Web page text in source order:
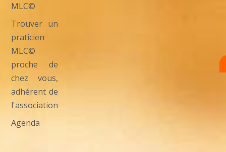
MLC©
Trouver un
praticien
MLC©
proche de
chez vous,
adhérent de
l'association
Agenda